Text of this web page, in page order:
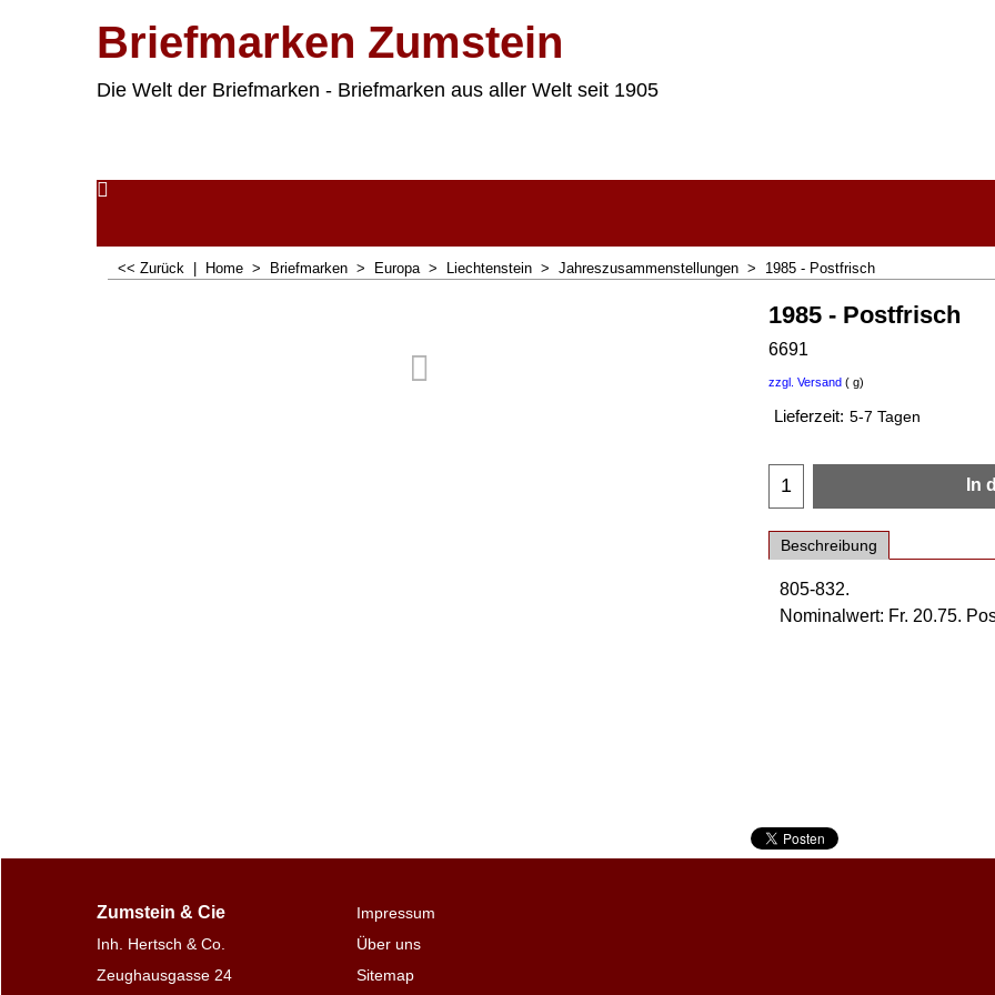
Briefmarken Zumstein
Die Welt der Briefmarken - Briefmarken aus aller Welt seit 1905
<< Zurück Home > Briefmarken > Europa> Liechtenstein > Jahreszusammenstellungen > 1985 - Postfrisch
1985 - Postfrisch
6691
zzgl. Versand g
Lieferzeit: 5-7 Tagen
In
Beschreibung
805-832.
Nominalwert: Fr. 20.75.
Zumstein & Cie
Inh. Hertsch & Co.
Zeughausgasse 24
Impressum
Über uns
Sitemap